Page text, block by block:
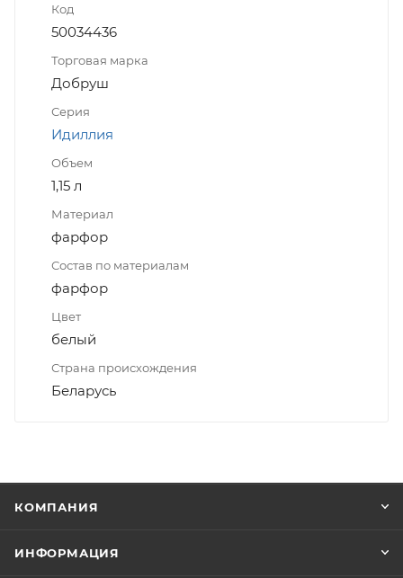
Код
50034436
Торговая марка
Добруш
Серия
Идиллия
Объем
1,15 л
Материал
фарфор
Состав по материалам
фарфор
Цвет
белый
Страна происхождения
Беларусь
КОМПАНИЯ
ИНФОРМАЦИЯ